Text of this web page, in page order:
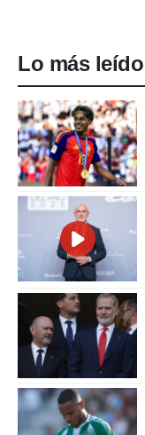
Lo más leído